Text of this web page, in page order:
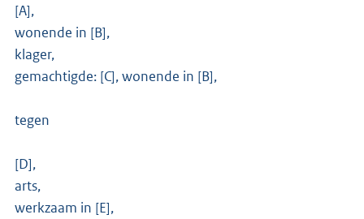
[A],
wonende in [B],
klager,
gemachtigde: [C], wonende in [B],
tegen
[D],
arts,
werkzaam in [E],